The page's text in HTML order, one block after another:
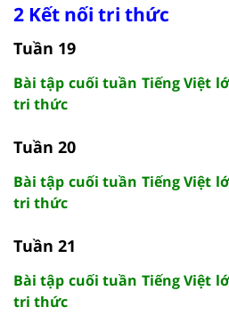
2 Kết nối tri thức
Tuần 19
Bài tập cuối tuần Tiếng Việt
tri thức
Tuần 20
Bài tập cuối tuần Tiếng Việt
tri thức
Tuần 21
Bài tập cuối tuần Tiếng Việt
tri thức